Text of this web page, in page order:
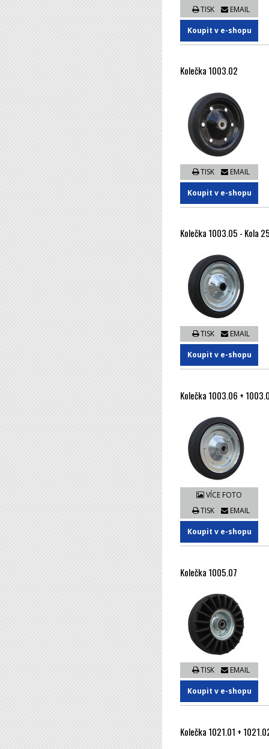
TISK
EMAIL
Koupit v e-shopu
Kolečka 1003.02
TISK EMAIL
Koupit v e-shopu
Kolečka 1003.05 - Kola
TISK EMAIL
Koupit v e-shopu
Kolečka 1003.06 +
VÍCE FOTO
TISK
EMAIL
Koupit v e-shopu
Kolečka 1005.07
TISK EMAIL
Koupit v e-shopu
Kolečka 1021.01 +